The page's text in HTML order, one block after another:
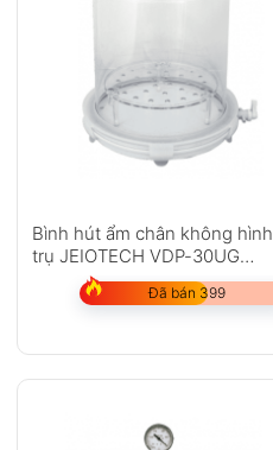
Bình hút ẩm chân không hình
trụ JEIOTECH VDP-30UG
(25L/0.9)
Đã bán 399